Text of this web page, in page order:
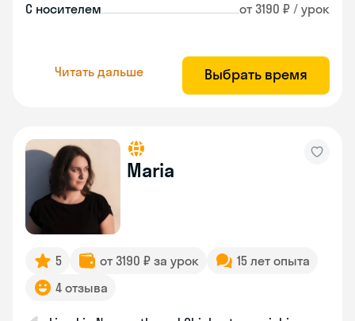
С носителем от 3190 ₽ / урок
Читать дальше Выбрать время
Maria
5 от 3190 ₽ за урок
15 лет опыта
4 отзыва